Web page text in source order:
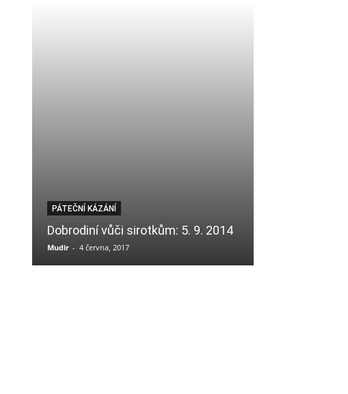
PÁTEČNÍ KÁZÁNÍ
Dobrodiní vůči sirotkům: 5. 9. 2014
Mudir - 4 června, 2017